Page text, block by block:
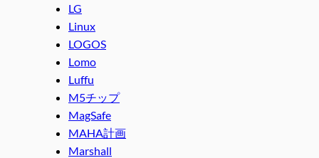
LG
Linux
LOGOS
Lomo
Luffu
M5チップ
MagSafe
MAHA計画
Marshall